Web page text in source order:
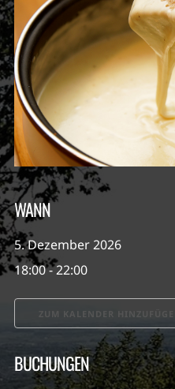
WANN
5. Dezember 2026
18:00 - 22:00
ZUM KALENDER
ICS herunterladen
BUCHUNGEN